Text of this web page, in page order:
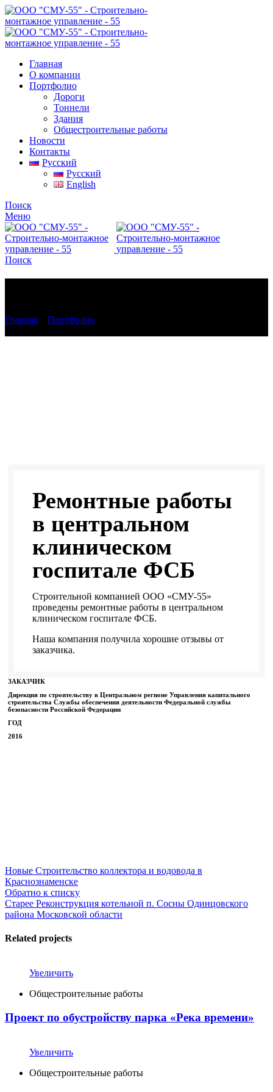
Главная
О компании
Портфолио
Дороги
Тоннели
Здания
Общестроительные работы
Новости
Контакты
Русский
Русский
English
Поиск
Меню
Поиск
Главная Портфолио
Ремонтные работы
в центральном
клиническом
госпитале ФСБ
Строительной компанией ООО «СМУ-55»
проведены ремонтные работы в центральном
клиническом госпитале ФСБ.
Наша компания получила хорошие отзывы от
заказчика.
ЗАКАЗЧИК
Дирекция по строительству в Центральном регионе Управления капитального
строительства Службы обеспечения деятельности Федеральной службы
безопасности Российской Федерации
ГОД
2016
Новые Строительство коллектора и водовода в
Краснознаменске
Обратно к списку
Старее Реконструкция котельной п. Сосны Одинцовского
района Московской области
Related projects
Увеличить
Общестроительные работы
Проект по обустройству парка «Река времени»
Увеличить
Общестроительные работы